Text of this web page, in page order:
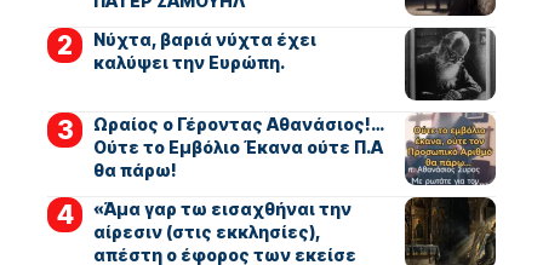
Νύχτα, βαριά νύχτα έχει
καλύψει την Ευρώπη.
Ωραίος ο Γέροντας Αθανάσιος!…
Ούτε το Εμβόλιο Έκανα ούτε Π.Α
θα πάρω!
«Άμα γαρ τω εισαχθήναι την
αίρεσιν (στις εκκλησίες),
απέστη ο έφορος των εκείσε